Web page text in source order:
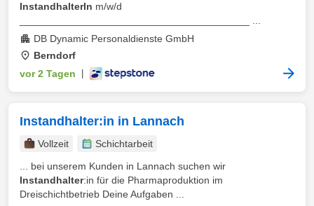
InstandhalterIn m/w/d
DB Dynamic Personaldienste GmbH
Berndorf
vor 2 Tagen
Instandhalter:in in Lannach
Vollzeit
Schichtarbeit
... bei unserem Kunden in Lannach suchen wir
Instandhalter:in für die Pharmaproduktion im
Dreischichtbetrieb Deine Aufgaben ...